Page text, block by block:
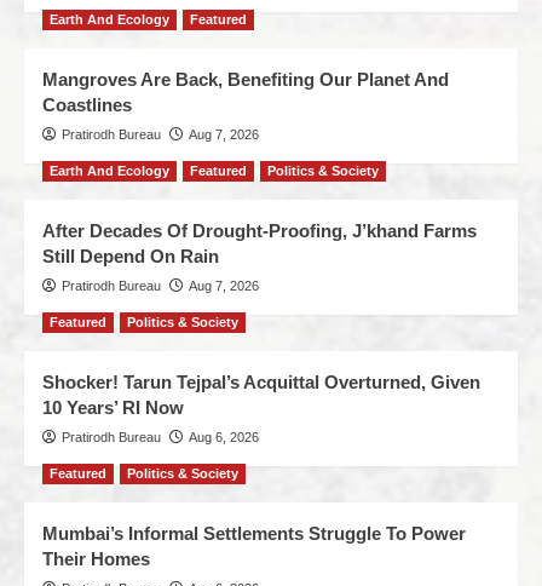
Earth And Ecology Featured
Mangroves Are Back, Benefiting Our Planet And
Coastlines
Pratirodh Bureau Aug 7, 2026
Earth And Ecology Featured Politics & Society
After Decades Of Drought-Proofing, J’khand Farms
Still Depend On Rain
Pratirodh Bureau Aug 7, 2026
Featured Politics & Society
Shocker! Tarun Tejpal’s Acquittal Overturned, Given
10 Years’ RI Now
Pratirodh Bureau Aug 6, 2026
Featured Politics & Society
Mumbai’s Informal Settlements Struggle To Power
Their Homes